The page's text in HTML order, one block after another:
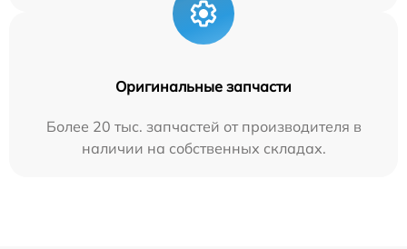
Оригинальные запчасти
Более 20 тыс. запчастей от производителя в
наличии на собственных складах.